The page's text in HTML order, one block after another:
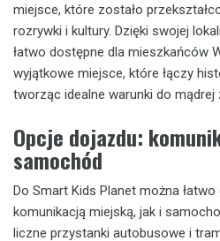
miejsce, które zostało
rozrywki i kultury. Dzięki swojej
łatwo dostępne dla mieszkańców
wyjątkowe miejsce, które łączy
tworząc idealne warunki do mądrej
Opcje dojazdu:
samochód
Do Smart Kids Planet można
komunikacją miejską, jak i
liczne przystanki autobusowe i